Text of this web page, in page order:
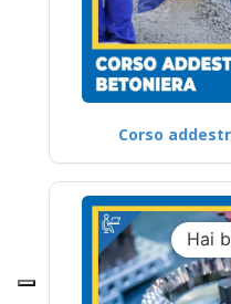
Corso
Hai